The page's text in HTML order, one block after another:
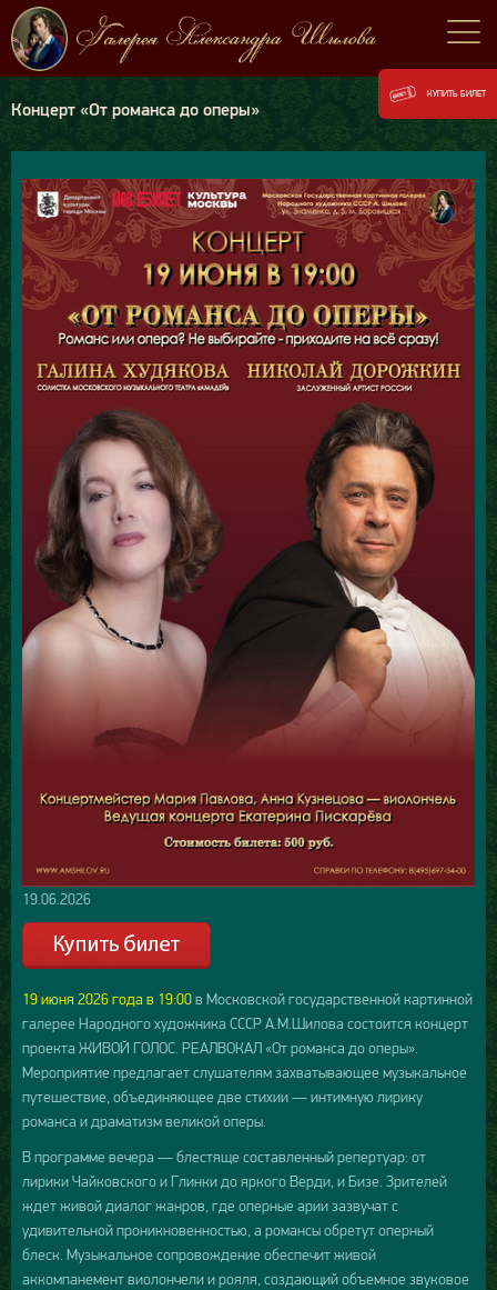
Концерт «От романса до оперы»
19.06.2026
19 июня 2026 года в 19:00в Московской государственной картинной
галерее Народного художника СССР А.М.Шилова состоится концерт
проекта ЖИВОЙ ГОЛОС. РЕАЛВОКАЛ «От романса до оперы».
Мероприятие предлагает слушателям захватывающее музыкальное
путешествие, объединяющее две стихии — интимную лирику
романса и драматизм великой оперы.
В программе вечера — блестяще составленный репертуар: от
лирики Чайковского и Глинки до яркого Верди, и Бизе. Зрителей
ждет живой диалог жанров, где оперные арии зазвучат с
удивительной проникновенностью, а романсы обретут оперный
блеск. Музыкальное сопровождение обеспечит живой
аккомпанемент виолончели и рояля, создающий объемное звуковое
КУПИТЬ БИЛЕТ